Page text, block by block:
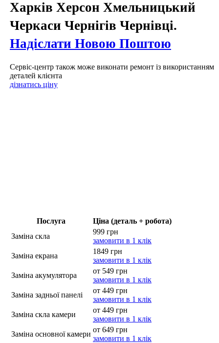
Харків Херсон Хмельницький
Черкаси Чернігів Чернівці.
Надіслати Новою Поштою
Сервіс-центр також може виконати ремонт із використанням
деталей клієнта
дізнатись ціну
Послуга
Ціна (деталь + робота)
Заміна скла
999 грн
замовити в 1 клік
Заміна екрана
1849 грн
замовити в 1 клік
Заміна акумулятора
от 549 грн
замовити в 1 клік
Заміна задньої панелі
от 449 грн
замовити в 1 клік
Заміна скла камери
от 449 грн
замовити в 1 клік
Заміна основної камери
от 649 грн
замовити в 1 клік